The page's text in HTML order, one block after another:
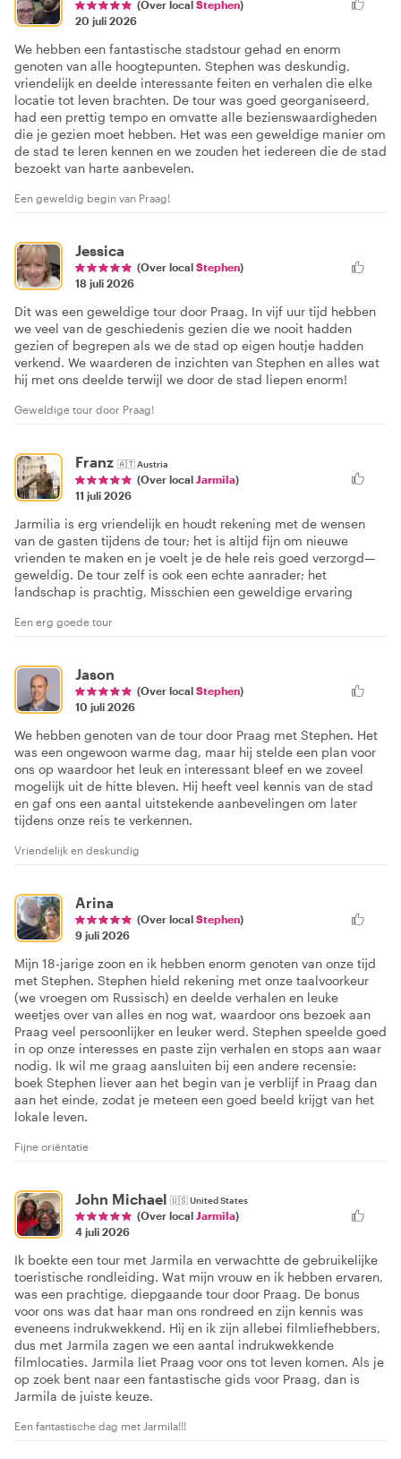
(Over local Stephen)
20 juli 2026
We hebben een fantastische stadstour gehad en enorm
genoten van alle hoogtepunten. Stephen was deskundig,
vriendelijk en deelde interessante feiten en verhalen die elke
locatie tot leven brachten. De tour was goed georganiseerd,
had een prettig tempo en omvatte alle bezienswaardigheden
die je gezien moet hebben. Het was een geweldige manier om
de stad te leren kennen en we zouden het iedereen die de stad
bezoekt van harte aanbevelen.
Een geweldig begin van Praag!
Jessica
(Over local Stephen)
18 juli 2026
Dit was een geweldige tour door Praag. In vijf uur tijd hebben
we veel van de geschiedenis gezien die we nooit hadden
gezien of begrepen als we de stad op eigen houtje hadden
verkend. We waarderen de inzichten van Stephen en alles wat
hij met ons deelde terwijl we door de stad liepen enorm!
Geweldige tour door Praag!
Franz 🇦🇹Austria
(Over local Jarmila)
11 juli 2026
Jarmilia is erg vriendelijk en houdt rekening met de wensen
van de gasten tijdens de tour; het is altijd fijn om nieuwe
vrienden te maken en je voelt je de hele reis goed verzorgd—
geweldig. De tour zelf is ook een echte aanrader; het
landschap is prachtig, Misschien een geweldige ervaring
Een erg goede tour
Jason
(Over local Stephen)
10 juli 2026
We hebben genoten van de tour door Praag met Stephen. Het
was een ongewoon warme dag, maar hij stelde een plan voor
ons op waardoor het leuk en interessant bleef en we zoveel
mogelijk uit de hitte bleven. Hij heeft veel kennis van de stad
en gaf ons een aantal uitstekende aanbevelingen om later
tijdens onze reis te verkennen.
Vriendelijk en deskundig
Arina
(Over local Stephen)
9 juli 2026
Mijn 18-jarige zoon en ik hebben enorm genoten van onze tijd
met Stephen. Stephen hield rekening met onze taalvoorkeur
(we vroegen om Russisch) en deelde verhalen en leuke
weetjes over van alles en nog wat, waardoor ons bezoek aan
Praag veel persoonlijker en leuker werd. Stephen speelde goed
in op onze interesses en paste zijn verhalen en stops aan waar
nodig. Ik wil me graag aansluiten bij een andere recensie:
boek Stephen liever aan het begin van je verblijf in Praag dan
aan het einde, zodat je meteen een goed beeld krijgt van het
lokale leven.
Fijne oriëntatie
John Michael 🇺🇸United States
(Over local Jarmila)
4 juli 2026
Ik boekte een tour met Jarmila en verwachtte de gebruikelijke
toeristische rondleiding. Wat mijn vrouw en ik hebben ervaren,
was een prachtige, diepgaande tour door Praag. De bonus
voor ons was dat haar man ons rondreed en zijn kennis was
eveneens indrukwekkend. Hij en ik zijn allebei filmliefhebbers,
dus met Jarmila zagen we een aantal indrukwekkende
filmlocaties. Jarmila liet Praag voor ons tot leven komen. Als je
op zoek bent naar een fantastische gids voor Praag, dan is
Jarmila de juiste keuze.
Een fantastische dag met Jarmila!!!